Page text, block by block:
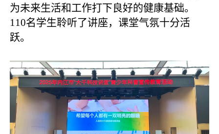
为未来生活和工作打下良好的健康基础。
110名学生聆听了讲座，课堂气氛十分活
跃。